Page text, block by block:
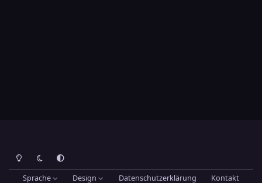
Heller ModusDunkler ModusSystemeinstellung
Sprache Design Datenschutzerklärung
Kontakt